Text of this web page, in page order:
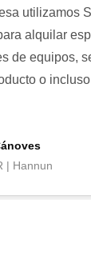
utilizamos
alquilar
de equipos,
o
| Hannun